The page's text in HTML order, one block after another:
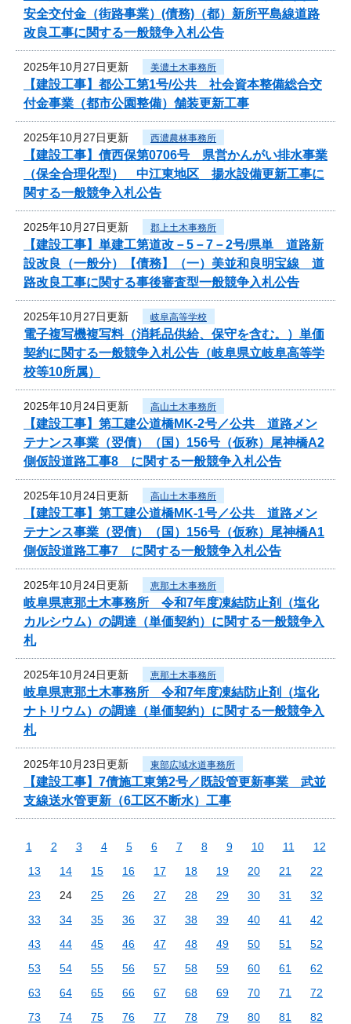
安全交付金（街路事業）(債務)（都）新所平島線道路
改良工事に関する一般競争入札公告
2025年10月27日更新 美濃土木事務所
【建設工事】都公工第1号/公共 社会資本整備総合交
付金事業（都市公園整備）舗装更新工事
2025年10月27日更新 西濃農林事務所
【建設工事】債西保第0706号 県営かんがい排水事業
（保全合理化型） 中江東地区 揚水設備更新工事に
関する一般競争入札公告
2025年10月27日更新 郡上土木事務所
【建設工事】単建工第道改－5－7－2号/県単 道路新
設改良（一般分）【債務】（一）美並和良明宝線 道
路改良工事に関する事後審査型一般競争入札公告
2025年10月27日更新 岐阜高等学校
電子複写機複写料（消耗品供給、保守を含む。）単価
契約に関する一般競争入札公告（岐阜県立岐阜高等学
校等10所属）
2025年10月24日更新 高山土木事務所
【建設工事】第工建公道橋MK-2号／公共 道路メン
テナンス事業（翌債）（国）156号（仮称）尾神橋A2
側仮設道路工事8 に関する一般競争入札公告
2025年10月24日更新 高山土木事務所
【建設工事】第工建公道橋MK-1号／公共 道路メン
テナンス事業（翌債）（国）156号（仮称）尾神橋A1
側仮設道路工事7 に関する一般競争入札公告
2025年10月24日更新 恵那土木事務所
岐阜県恵那土木事務所 令和7年度凍結防止剤（塩化
カルシウム）の調達（単価契約）に関する一般競争入
札
2025年10月24日更新 恵那土木事務所
岐阜県恵那土木事務所 令和7年度凍結防止剤（塩化
ナトリウム）の調達（単価契約）に関する一般競争入
札
2025年10月23日更新 東部広域水道事務所
【建設工事】7債施工東第2号／既設管更新事業 武並
支線送水管更新（6工区不断水）工事
1 2 3 4 5 6 7 8 9 10 11
12
13
14 15 16 17 18 19 20 21
22
23
24 25 26 27 28 29 30 31
32
33
34 35 36 37 38 39 40 41
42
43
44 45 46 47 48 49 50 51
52
53
54 55 56 57 58 59 60 61
62
63
64 65 66 67 68 69 70 71
72
73
74 75 76 77 78 79 80 81
82